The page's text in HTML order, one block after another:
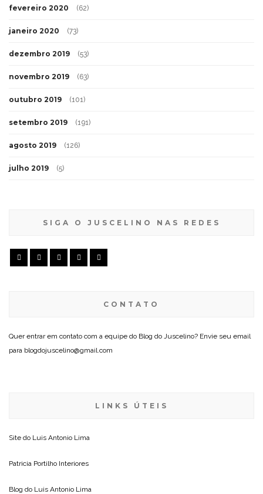
fevereiro 2020 (62)
janeiro 2020 (73)
dezembro 2019 (53)
novembro 2019 (63)
outubro 2019 (101)
setembro 2019 (191)
agosto 2019 (126)
julho 2019 (5)
SIGA O JUSCELINO NAS REDES
CONTATO
Quer entrar em contato com a equipe do Blog do Juscelino? Envie seu email
para blogdojuscelino@gmail.com
LINKS ÚTEIS
Site do Luis Antonio Lima
Patricia Portilho Interiores
Blog do Luis Antonio Lima